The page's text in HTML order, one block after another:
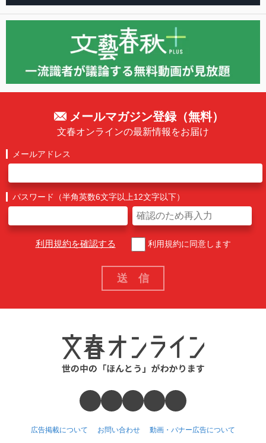
メールマガジン登録（無料）
文春オンラインの最新情報をお届け
メールアドレス
パスワード（半角英数6文字以上12文字以下）
利用規約を確認する 利用規約に同意します
広告掲載について お問い合わせ 動画・バナー広告について